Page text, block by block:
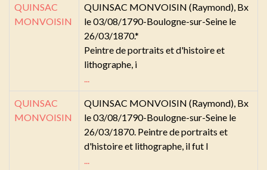
QUINSAC
MONVOISIN
QUINSAC MONVOISIN (Raymond), Bx
le 03/08/1790-Boulogne-sur-Seine le
26/03/1870.*
Peintre de portraits et d'histoire et
lithographe, i
QUINSAC
MONVOISIN
QUINSAC MONVOISIN (Raymond), Bx
le 03/08/1790-Boulogne-sur-Seine le
26/03/1870. Peintre de portraits et
d'histoire et lithographe, il fut l